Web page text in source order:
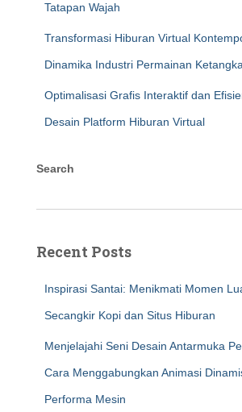
Tatapan Wajah
Transformasi Hiburan Virtual
Dinamika Industri Permainan
Optimalisasi Grafis Interaktif dan
Desain Platform Hiburan Virtual
Search
Recent Posts
Inspirasi Santai: Menikmati Momen
Secangkir Kopi dan Situs Hiburan
Menjelajahi Seni Desain Antarmuka
Cara Menggabungkan Animasi
Performa Mesin